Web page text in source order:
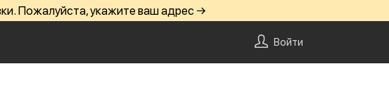
Пожалуйста, укажите ваш адрес →
Войти